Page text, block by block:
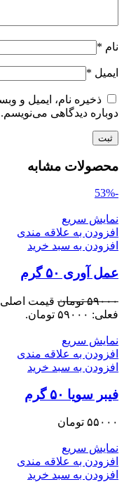
نام *
ایمیل *
ذخیره نام، ایمیل و
دوباره دیدگاهی می‌نویسم.
محصولات مشابه
-53%
نمایش سریع
افزودن به علاقه مندی
افزودن به سبد خرید
عمل آوری ۵۰ گرم
۵۹۰۰۰ تومان قیمت اصلی: ۵۹۰۰۰ تومان
فعلی: ۵۹۰۰۰ تومان.
نمایش سریع
افزودن به علاقه مندی
افزودن به سبد خرید
فیبر سویا ۵۰ گرم
۵۵۰۰۰ تومان
نمایش سریع
افزودن به علاقه مندی
افزودن به سبد خرید